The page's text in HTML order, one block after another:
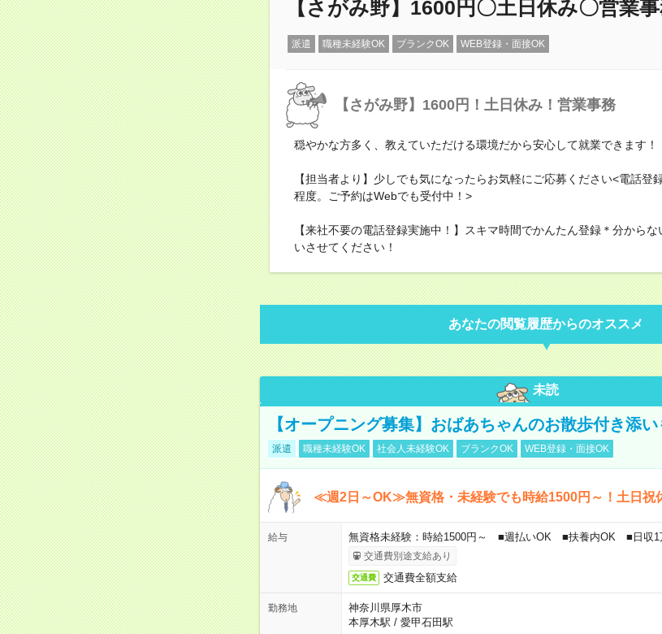
【さがみ野】1600円〇土日休み〇営業
派遣 職種未経験OK ブランクOK WEB登録・面接OK
【さがみ野】1600円！土日休み！営業事務
穏やかな方多く、教えていただける環境だから安心して就業できます！
【担当者より】少しでも気になったらお気軽にご応募ください<電話登
程度。ご予約はWebでも受付中！>
【来社不要の電話登録実施中！】スキマ時間でかんたん登録＊分から
いさせてください！
あなたの閲覧履歴からのオススメ
未読
【オープニング募集】おばあちゃんのお散歩付き添
派遣 職種未経験OK 社会人未経験OK ブランクOK WEB登録・面接OK
≪週2日～OK≫無資格・未経験でも時給1500円～！土日祝
給与 無資格未経験：時給1500円～ ■週払いOK ■扶養内OK ■日収1
交通費別途支給あり
交通費 交通費全額支給
勤務地
神奈川県厚木市
本厚木駅 / 愛甲石田駅